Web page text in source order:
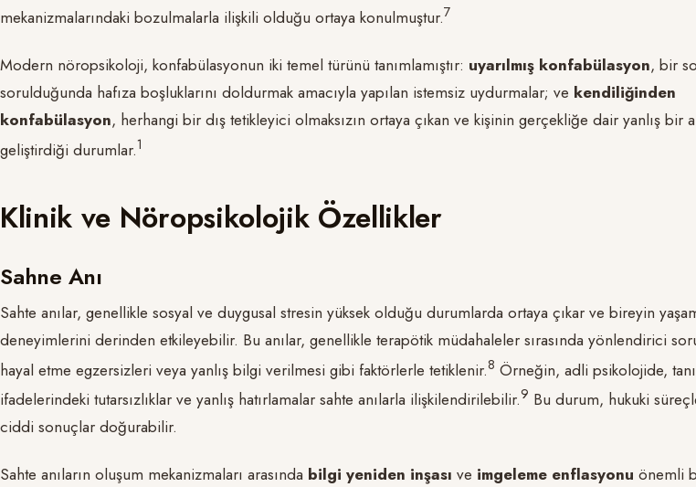
mekanizmalarındaki bozulmalarla ilişkili olduğu ortaya konulmuştur.​7​
Modern nöropsikoloji, konfabülasyonun iki temel türünü tanımlamıştır: uyarılmış konfabülasyon, bir
sorulduğunda hafıza boşluklarını doldurmak amacıyla yapılan istemsiz uydurmalar; ve kendiliğinden
konfabülasyon, herhangi bir dış tetikleyici olmaksızın ortaya çıkan ve kişinin gerçekliğe dair yanlış bir
geliştirdiği durumlar.​1​
Klinik ve Nöropsikolojik Özellikler
Sahne Anı
Sahte anılar, genellikle sosyal ve duygusal stresin yüksek olduğu durumlarda ortaya çıkar ve bireyin
deneyimlerini derinden etkileyebilir. Bu anılar, genellikle terapötik müdahaleler sırasında yönlendirici
hayal etme egzersizleri veya yanlış bilgi verilmesi gibi faktörlerle tetiklenir.​8​ Örneğin, adli psikolojide,
ifadelerindeki tutarsızlıklar ve yanlış hatırlamalar sahte anılarla ilişkilendirilebilir.​9​ Bu durum, hukuki
ciddi sonuçlar doğurabilir.
Sahte anıların oluşum mekanizmaları arasında bilgi yeniden inşası ve imgeleme enflasyonu önemli